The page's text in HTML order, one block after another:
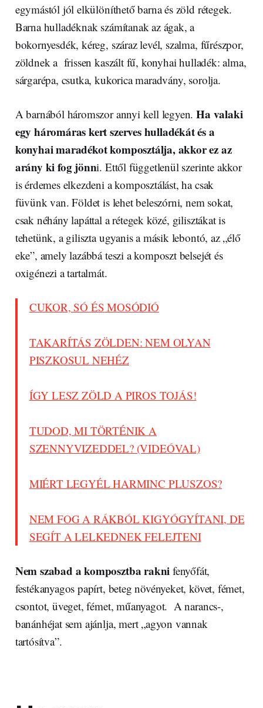
egymástól jól elkülöníthető barna és zöld rétegek.
Barna hulladéknak számítanak az ágak, a
bokornyesdék, kéreg, száraz levél, szalma, fűrészpor,
zöldnek a frissen kaszált fű, konyhai hulladék: alma,
sárgarépa, csutka, kukorica maradvány, sorolja.
A barnából háromszor annyi kell legyen.Ha valaki
egy háromáras kert szerves hulladékát és a
konyhai maradékot komposztálja, akkor ez az
arány ki fog jönni. Ettől függetlenül szerinte akkor
is érdemes elkezdeni a komposztálást, ha csak
füvünk van. Földet is lehet beleszórni, nem sokat,
csak néhány lapáttal a rétegek közé, gilisztákat is
tehetünk, a giliszta ugyanis a másik lebontó, az „élő
eke”, amely lazábbá teszi a komposzt belsejét és
oxigénezi a tartalmát.
CUKOR, SÓ ÉS MOSÓDIÓ
TAKARÍTÁS ZÖLDEN: NEM OLYAN
PISZKOSUL NEHÉZ
ÍGY LESZ ZÖLD A PIROS TOJÁS!
TUDOD, MI TÖRTÉNIK A
SZENNYVIZEDDEL? (VIDEÓVAL)
MIÉRT LEGYÉL HARMINC PLUSZOS?
NEM FOG A RÁKBÓL KIGYÓGYÍTANI, DE
SEGÍT A LELKEDNEK FELEJTENI
Nem szabad a komposztba rakni fenyőfát,
festékanyagos papírt, beteg növényeket, követ, fémet,
csontot, üveget, fémet, műanyagot. A narancs-,
banánhéjat sem ajánlja, mert „agyon vannak
tartósítva”.